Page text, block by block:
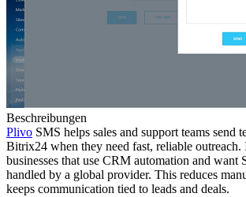
Beschreibungen
Plivo SMS helps sales and support teams send
Bitrix24 when they need fast, reliable
businesses that use CRM automation and want
handled by a global provider. This reduces
keeps communication tied to leads and deals.